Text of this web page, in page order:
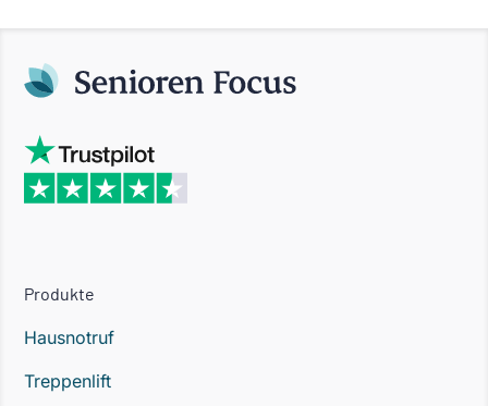
Produkte
Hausnotruf
Treppenlift